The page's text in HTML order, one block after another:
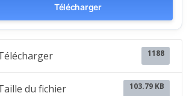
Télécharger
1188
du fichier 103.79 KB